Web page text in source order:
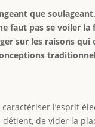
que
faut pas se voiler la
sur les raisons qui
l’esprit
de vider la